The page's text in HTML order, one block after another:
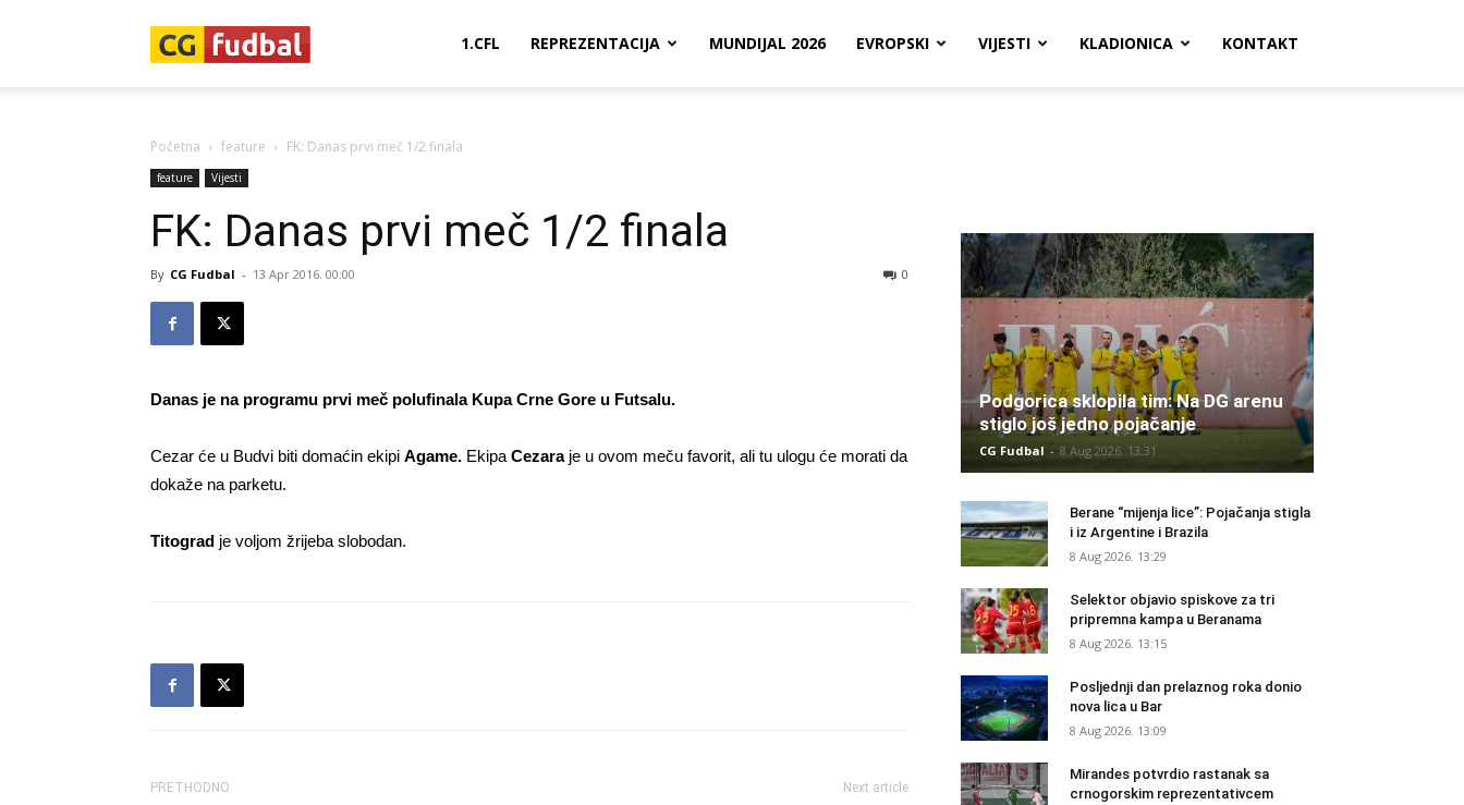
1.CFL REPREZENTACIJA MUNDIJAL 2026 EVROPSKI VIJESTI KLADIONICA KONTAKT
Početna feature FK: Danas prvi meč 1/2 finala
feature Vijesti
FK: Danas prvi meč 1/2 finala
By CG Fudbal - 13 Apr 2016. 00:00 0
Danas je na programu prvi meč polufinala Kupa Crne Gore u Futsalu.
Cezar će u Budvi biti domaćin ekipi Agame. Ekipa Cezaraje u ovom meču favorit, ali tu ulogu će morati da
dokaže na parketu.
Titograd je voljom žrijeba slobodan.
PRETHODNO Next article
Podgorica sklopila tim: Na DG arenu
stiglo još jedno pojačanje
CG Fudbal - 8 Aug 2026. 13:31
Berane “mijenja lice”: Pojačanja stigla
i iz Argentine i Brazila
8 Aug 2026. 13:29
Selektor objavio spiskove za tri
pripremna kampa u Beranama
8 Aug 2026. 13:15
Posljednji dan prelaznog roka donio
nova lica u Bar
8 Aug 2026. 13:09
Mirandes potvrdio rastanak sa
crnogorskim reprezentativcem